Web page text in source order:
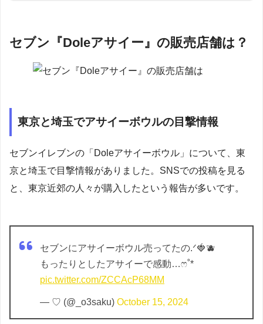
セブン『Doleアサイー』の販売店舗は？
東京と埼玉でアサイーボウルの目撃情報
セブンイレブンの「Doleアサイーボウル」について、東
京と埼玉で目撃情報がありました。SNSでの投稿を見る
と、東京近郊の人々が購入したという報告が多いです。
セブンにアサイーボウル売ってたの.ᐟ🍓🫐
もったりとしたアサイーで感動…ෆ˚*
pic.twitter.com/ZCCAcP68MM
— ♡ (@_o3saku) October 15, 2024